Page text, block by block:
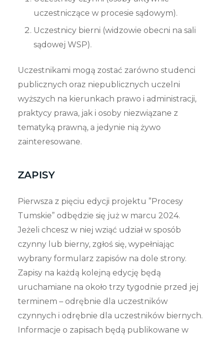
uczestniczące w procesie sądowym).
Uczestnicy bierni (widzowie obecni na sali
sądowej WSP).
Uczestnikami mogą zostać zarówno studenci
publicznych oraz niepublicznych uczelni
wyższych na kierunkach prawo i administracji,
praktycy prawa, jak i osoby niezwiązane z
tematyką prawną, a jedynie nią żywo
zainteresowane.
ZAPISY
Pierwsza z pięciu edycji projektu ”Procesy
Tumskie” odbędzie się już w marcu 2024.
Jeżeli chcesz w niej wziąć udział w sposób
czynny lub bierny, zgłoś się, wypełniając
wybrany formularz zapisów na dole strony.
Zapisy na każdą kolejną edycję będą
uruchamiane na około trzy tygodnie przed jej
terminem – odrębnie dla uczestników
czynnych i odrębnie dla uczestników biernych.
Informacje o zapisach będą publikowane w